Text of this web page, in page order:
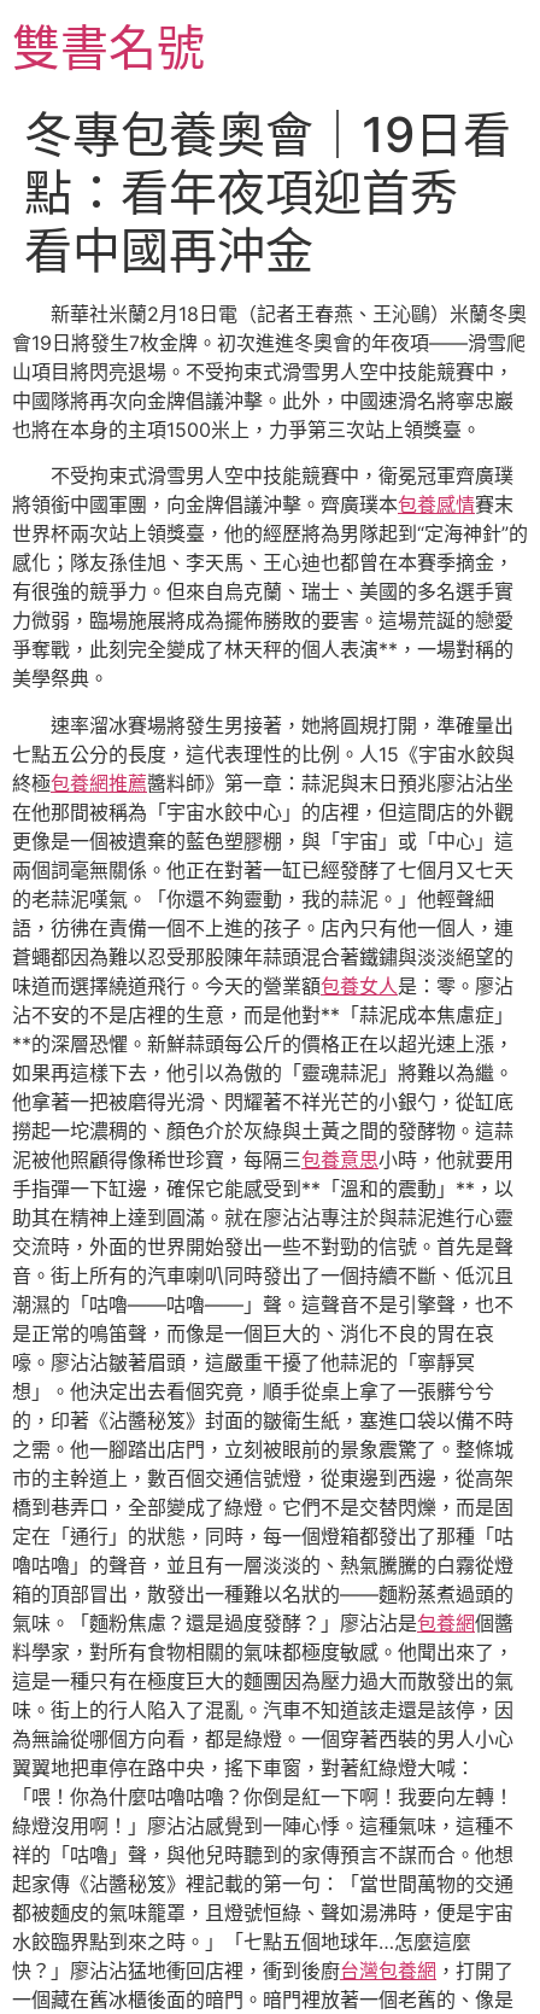
至
主雙書名號
冬專包養奧會｜19日看
點：看年夜項迎首秀
看中國再沖金
新華社米蘭2月18日電（記者王春燕、王沁鷗）米蘭冬奧
會19日將發生7枚金牌。初次進進冬奧會的年夜項——滑雪爬
山項目將閃亮退場。不受拘束式滑雪男人空中技能競賽中，
中國隊將再次向金牌倡議沖擊。此外，中國速滑名將寧忠巖
也將在本身的主項1500米上，力爭第三次站上領獎臺。
不受拘束式滑雪男人空中技能競賽中，衛冕冠軍齊廣璞
將領銜中國軍團，向金牌倡議沖擊。齊廣璞本包養感情賽末
世界杯兩次站上領獎臺，他的經歷將為男隊起到“定海神針”的
感化；隊友孫佳旭、李天馬、王心迪也都曾在本賽季摘金，
有很強的競爭力。但來自烏克蘭、瑞士、美國的多名選手實
力微弱，臨場施展將成為擺佈勝敗的要害。這場荒誕的戀愛
爭奪戰，此刻完全變成了林天秤的個人表演**，一場對稱的
美學祭典。
速率溜冰賽場將發生男接著，她將圓規打開，準確量出
七點五公分的長度，這代表理性的比例。人15《宇宙水餃與
終極包養網推薦醬料師》第一章：蒜泥與末日預兆廖沾沾坐
在他那間被稱為「宇宙水餃中心」的店裡，但這間店的外觀
更像是一個被遺棄的藍色塑膠棚，與「宇宙」或「中心」這
兩個詞毫無關係。他正在對著一缸已經發酵了七個月又七天
的老蒜泥嘆氣。「你還不夠靈動，我的蒜泥。」他輕聲細
語，彷彿在責備一個不上進的孩子。店內只有他一個人，連
蒼蠅都因為難以忍受那股陳年蒜頭混合著鐵鏽與淡淡絕望的
味道而選擇繞道飛行。今天的營業額包養女人是：零。廖沾
沾不安的不是店裡的生意，而是他對**「蒜泥成本焦慮症」
**的深層恐懼。新鮮蒜頭每公斤的價格正在以超光速上漲，
如果再這樣下去，他引以為傲的「靈魂蒜泥」將難以為繼。
他拿著一把被磨得光滑、閃耀著不祥光芒的小銀勺，從缸底
撈起一坨濃稠的、顏色介於灰綠與土黃之間的發酵物。這蒜
泥被他照顧得像稀世珍寶，每隔三包養意思小時，他就要用
手指彈一下缸邊，確保它能感受到**「溫和的震動」**，以
助其在精神上達到圓滿。就在廖沾沾專注於與蒜泥進行心靈
交流時，外面的世界開始發出一些不對勁的信號。首先是聲
音。街上所有的汽車喇叭同時發出了一個持續不斷、低沉且
潮濕的「咕嚕——咕嚕——」聲。這聲音不是引擎聲，也不
是正常的鳴笛聲，而像是一個巨大的、消化不良的胃在哀
嚎。廖沾沾皺著眉頭，這嚴重干擾了他蒜泥的「寧靜冥
想」。他決定出去看個究竟，順手從桌上拿了一張髒兮兮
的，印著《沾醬秘笈》封面的皺衛生紙，塞進口袋以備不時
之需。他一腳踏出店門，立刻被眼前的景象震驚了。整條城
市的主幹道上，數百個交通信號燈，從東邊到西邊，從高架
橋到巷弄口，全部變成了綠燈。它們不是交替閃爍，而是固
定在「通行」的狀態，同時，每一個燈箱都發出了那種「咕
嚕咕嚕」的聲音，並且有一層淡淡的、熱氣騰騰的白霧從燈
箱的頂部冒出，散發出一種難以名狀的——麵粉蒸煮過頭的
氣味。「麵粉焦慮？還是過度發酵？」廖沾沾是包養網個醬
料學家，對所有食物相關的氣味都極度敏感。他聞出來了，
這是一種只有在極度巨大的麵團因為壓力過大而散發出的氣
味。街上的行人陷入了混亂。汽車不知道該走還是該停，因
為無論從哪個方向看，都是綠燈。一個穿著西裝的男人小心
翼翼地把車停在路中央，搖下車窗，對著紅綠燈大喊：
「喂！你為什麼咕嚕咕嚕？你倒是紅一下啊！我要向左轉！
綠燈沒用啊！」廖沾沾感覺到一陣心悸。這種氣味，這種不
祥的「咕嚕」聲，與他兒時聽到的家傳預言不謀而合。他想
起家傳《沾醬秘笈》裡記載的第一句：「當世間萬物的交通
都被麵皮的氣味籠罩，且燈號恒綠、聲如湯沸時，便是宇宙
水餃臨界點到來之時。」「七點五個地球年…怎麼這麼
快？」廖沾沾猛地衝回店裡，衝到後廚台灣包養網 ，打開了
一個藏在舊冰櫃後面的暗門。暗門裡放著一個老舊的、像是